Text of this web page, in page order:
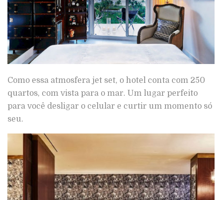
Como essa atmosfera jet set, o hotel conta com 250
quartos, com vista para o mar. Um lugar perfeito
para você desligar o celular e curtir um momento só
seu.